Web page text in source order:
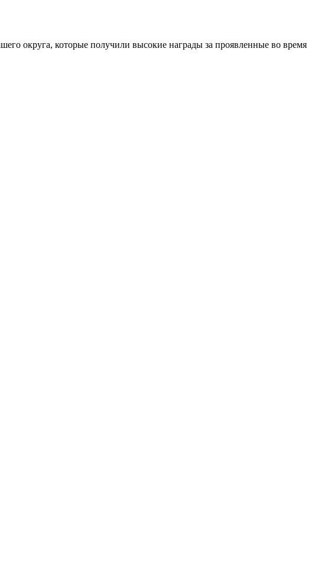
округа, которые получили высокие награды за проявленные во время